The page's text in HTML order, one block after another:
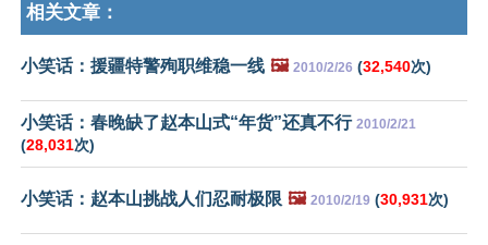
相关文章：
小笑话：援疆特警殉职维稳一线 🖼️ 2010/2/26 (32,540次)
小笑话：春晚缺了赵本山式“年货”还真不行 2010/2/21
(28,031次)
小笑话：赵本山挑战人们忍耐极限 🖼️ 2010/2/19 (30,931次)